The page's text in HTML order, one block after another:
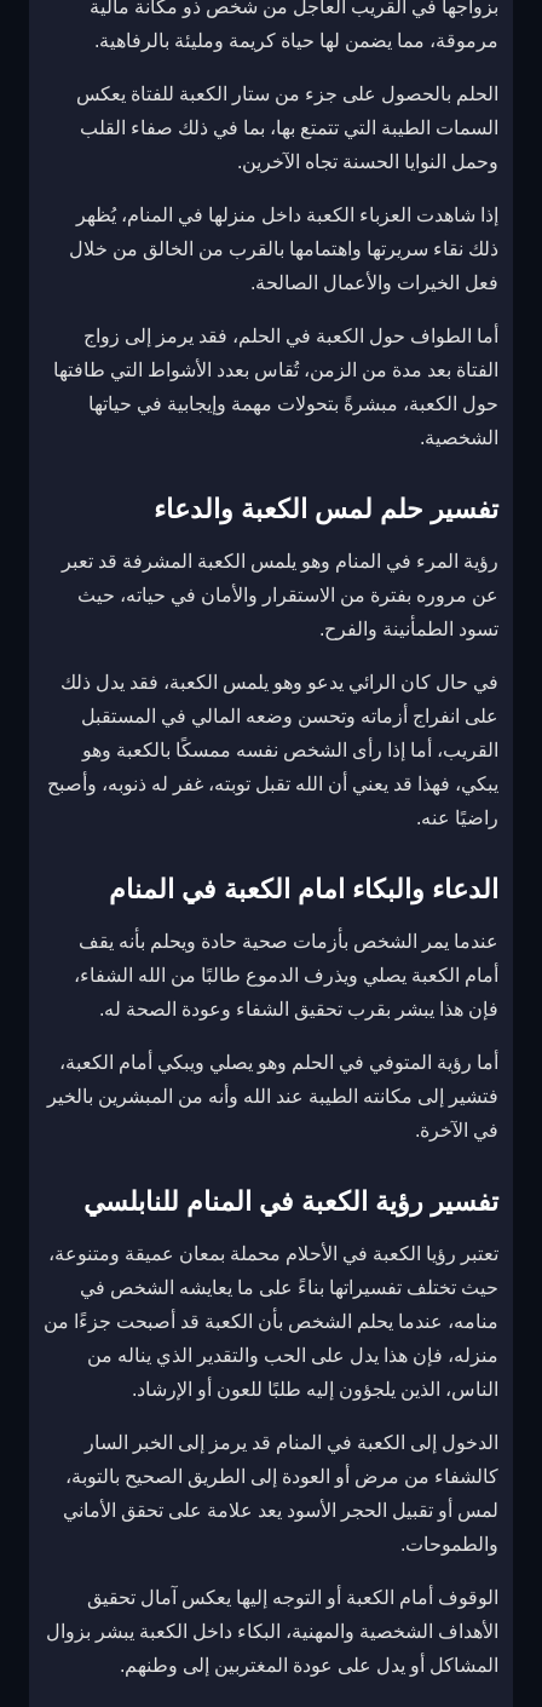
بزواجها في القريب العاجل من شخص ذو مكانة مالية
مرموقة، مما يضمن لها حياة كريمة ومليئة بالرفاهية.
الحلم بالحصول على جزء من ستار الكعبة للفتاة يعكس
السمات الطيبة التي تتمتع بها، بما في ذلك صفاء القلب
وحمل النوايا الحسنة تجاه الآخرين.
إذا شاهدت العزباء الكعبة داخل منزلها في المنام، يُظهر
ذلك نقاء سريرتها واهتمامها بالقرب من الخالق من خلال
فعل الخيرات والأعمال الصالحة.
أما الطواف حول الكعبة في الحلم، فقد يرمز إلى زواج
الفتاة بعد مدة من الزمن، تُقاس بعدد الأشواط التي طافتها
حول الكعبة، مبشرةً بتحولات مهمة وإيجابية في حياتها
الشخصية.
تفسير حلم لمس الكعبة والدعاء
رؤية المرء في المنام وهو يلمس الكعبة المشرفة قد تعبر
عن مروره بفترة من الاستقرار والأمان في حياته، حيث
تسود الطمأنينة والفرح.
في حال كان الرائي يدعو وهو يلمس الكعبة، فقد يدل ذلك
على انفراج أزماته وتحسن وضعه المالي في المستقبل
القريب، أما إذا رأى الشخص نفسه ممسكًا بالكعبة وهو
يبكي، فهذا قد يعني أن الله تقبل توبته، غفر له ذنوبه، وأصبح
راضيًا عنه.
الدعاء والبكاء امام الكعبة في المنام
عندما يمر الشخص بأزمات صحية حادة ويحلم بأنه يقف
أمام الكعبة يصلي ويذرف الدموع طالبًا من الله الشفاء،
فإن هذا يبشر بقرب تحقيق الشفاء وعودة الصحة له.
أما رؤية المتوفي في الحلم وهو يصلي ويبكي أمام الكعبة،
فتشير إلى مكانته الطيبة عند الله وأنه من المبشرين بالخير
في الآخرة.
تفسير رؤية الكعبة في المنام للنابلسي
تعتبر رؤيا الكعبة في الأحلام محملة بمعان عميقة ومتنوعة،
حيث تختلف تفسيراتها بناءً على ما يعايشه الشخص في
منامه، عندما يحلم الشخص بأن الكعبة قد أصبحت جزءًا من
منزله، فإن هذا يدل على الحب والتقدير الذي يناله من
الناس، الذين يلجؤون إليه طلبًا للعون أو الإرشاد.
الدخول إلى الكعبة في المنام قد يرمز إلى الخبر السار
كالشفاء من مرض أو العودة إلى الطريق الصحيح بالتوبة،
لمس أو تقبيل الحجر الأسود يعد علامة على تحقق الأماني
والطموحات.
الوقوف أمام الكعبة أو التوجه إليها يعكس آمال تحقيق
الأهداف الشخصية والمهنية، البكاء داخل الكعبة يبشر بزوال
المشاكل أو يدل على عودة المغتربين إلى وطنهم.